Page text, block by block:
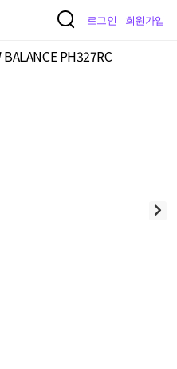
로그인 회원가입